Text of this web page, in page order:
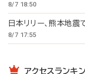
8/7 18:50
日本リリー、熊本地
8/7 17:55
アクセスランキ